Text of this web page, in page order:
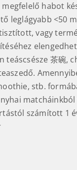
habot
leglágyabb <50
vagy
teáscsésze 茶碗,
stb.
matcháinkból
számított 1